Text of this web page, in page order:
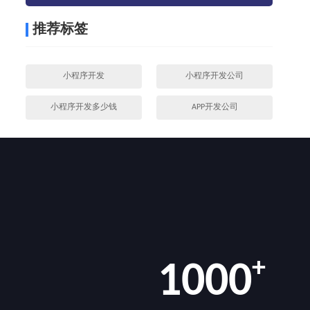
推荐标签
小程序开发 小程序开发公司
小程序开发多少钱 APP开发公司
1000+